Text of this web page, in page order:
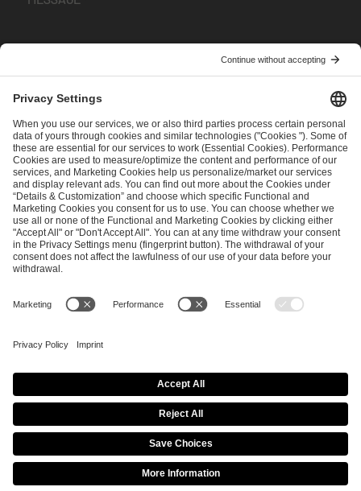
andPrivacy Policy
SEND MESSAGE
CAREER MEDIA RIGHTS
© 2026 ESL FACEIT GROUP
Imprint Privacy Policy Cookie Policy
Terms of Use
Copyright Policy
Procurement Policy
Whistleblowing
Modern Slavery Statement
Security & Disclosure